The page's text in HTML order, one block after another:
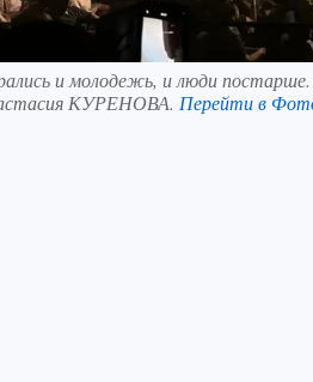
и молодежь, и люди постарше.
КУРЕНОВА. Перейти в